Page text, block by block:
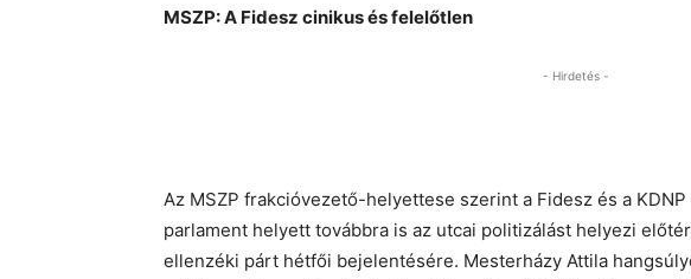
MSZP: A Fidesz cinikus és felelőtlen
- Hirdetés -
Az MSZP frakcióvezető-helyettese szerint a Fidesz és a
parlament helyett továbbra is az utcai politizálást helyezi
ellenzéki párt hétfői bejelentésére. Mesterházy Attila